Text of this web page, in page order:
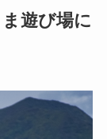
遊び場に